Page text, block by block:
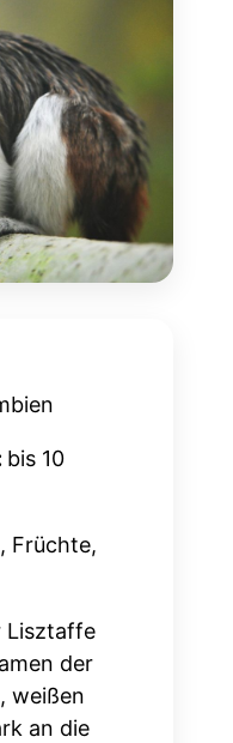
bis 10
Früchte,
Lisztaffe
der
weißen
an die